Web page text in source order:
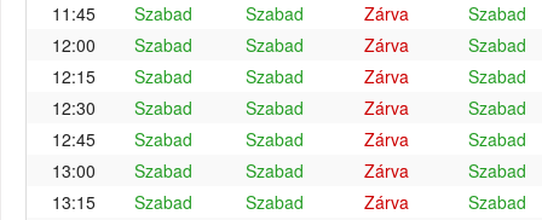
11:45
Szabad Szabad Zárva
Szabad
12:00
Szabad Szabad Zárva
Szabad
12:15
Szabad Szabad Zárva
Szabad
12:30
Szabad Szabad Zárva
Szabad
12:45
Szabad Szabad Zárva
Szabad
13:00
Szabad Szabad Zárva
Szabad
13:15
Szabad Szabad Zárva
Szabad